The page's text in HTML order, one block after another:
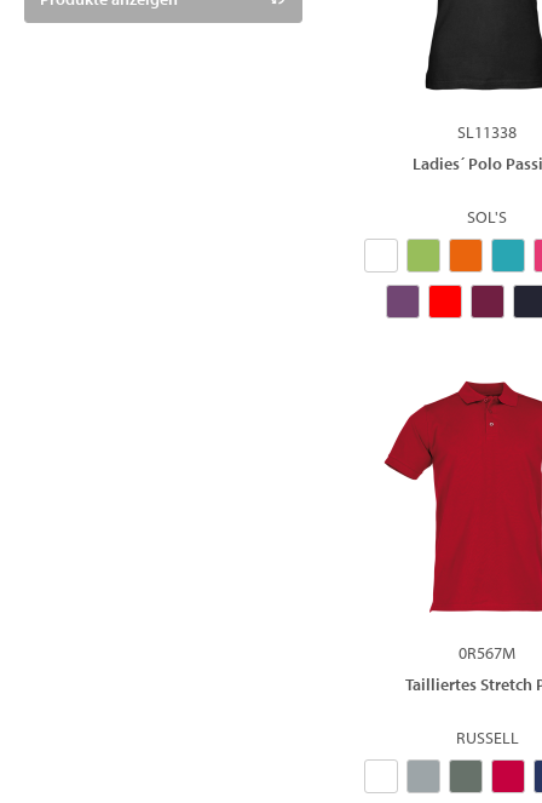
XS
SL11338
Ladies´ Polo
SOL'S
0R567M
Tailliertes Stretch
RUSSELL